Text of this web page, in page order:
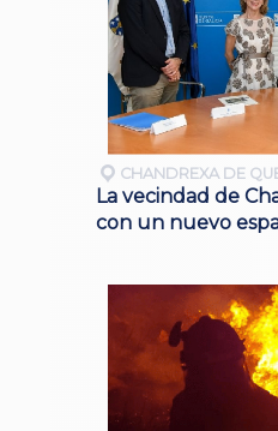
CHANDREXA DE
La vecindad de
con un nuevo